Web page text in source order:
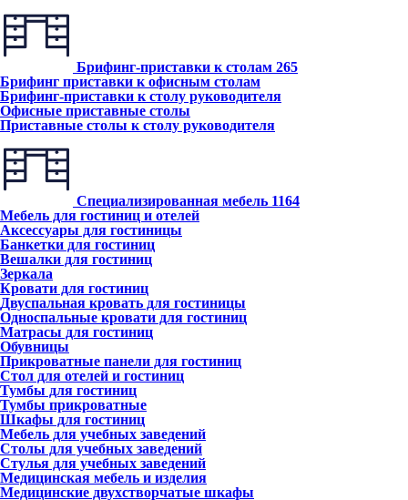
Брифинг-приставки к столам 265
Брифинг приставки к офисным столам
Брифинг-приставки к столу руководителя
Офисные приставные столы
Приставные столы к столу руководителя
Специализированная мебель 1164
Мебель для гостиниц и отелей
Аксессуары для гостиницы
Банкетки для гостиниц
Вешалки для гостиниц
Зеркала
Кровати для гостиниц
Двуспальная кровать для гостиницы
Односпальные кровати для гостиниц
Матрасы для гостиниц
Обувницы
Прикроватные панели для гостиниц
Стол для отелей и гостиниц
Тумбы для гостиниц
Тумбы прикроватные
Шкафы для гостиниц
Мебель для учебных заведений
Столы для учебных заведений
Стулья для учебных заведений
Медицинская мебель и изделия
Медицинские двухстворчатые шкафы